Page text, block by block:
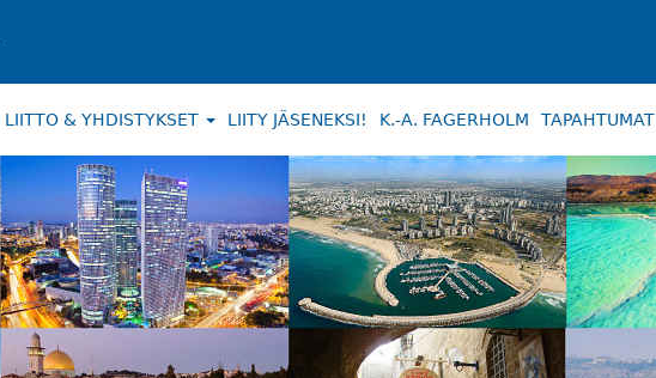
LIITTO & YHDISTYKSET LIITY JÄSENEKSI! K.-A. FAGERHOLM TAPAHTUMAT